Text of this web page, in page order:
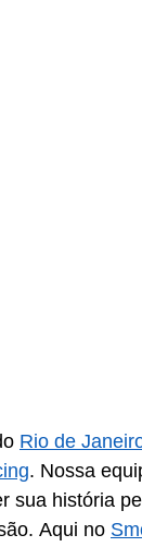
Rio de
. Nossa
sua história
Aqui no